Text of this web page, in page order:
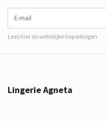
Lees hier de wettelijke beperkingen
Lingerie Agneta